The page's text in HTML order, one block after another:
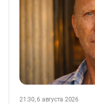
21:30, 6 августа 2026